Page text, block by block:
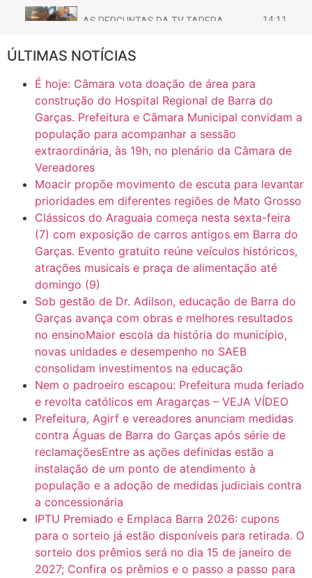
AS PERGUNTAS DA TV TAPERA 14:11
CASO SAIURY - SEM CORTES
Mini Ginásio de Aragarças- Só a bo$ta 6:31
ÚLTIMAS NOTÍCIAS
É hoje: Câmara vota doação de área para
construção do Hospital Regional de Barra do
Garças. Prefeitura e Câmara Municipal convidam a
população para acompanhar a sessão
extraordinária, às 19h, no plenário da Câmara de
Vereadores
Moacir propõe movimento de escuta para levantar
prioridades em diferentes regiões de Mato Grosso
Clássicos do Araguaia começa nesta sexta-feira
(7) com exposição de carros antigos em Barra do
Garças. Evento gratuito reúne veículos históricos,
atrações musicais e praça de alimentação até
domingo (9)
Sob gestão de Dr. Adilson, educação de Barra do
Garças avança com obras e melhores resultados
no ensinoMaior escola da história do município,
novas unidades e desempenho no SAEB
consolidam investimentos na educação
Nem o padroeiro escapou: Prefeitura muda feriado
e revolta católicos em Aragarças – VEJA VÍDEO
Prefeitura, Agirf e vereadores anunciam medidas
contra Águas de Barra do Garças após série de
reclamaçõesEntre as ações definidas estão a
instalação de um ponto de atendimento à
população e a adoção de medidas judiciais contra
a concessionária
IPTU Premiado e Emplaca Barra 2026: cupons
para o sorteio já estão disponíveis para retirada. O
sorteio dos prêmios será no dia 15 de janeiro de
2027; Confira os prêmios e o passo a passo para